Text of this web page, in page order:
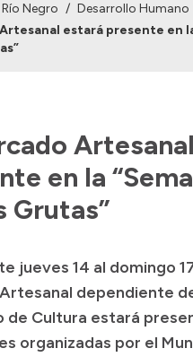
licitaciones
Negro / Desarrollo Humano
estará presente en
en la
Grutas”
jueves 14 al domingo
dependiente
de Cultura estará
organizadas por el